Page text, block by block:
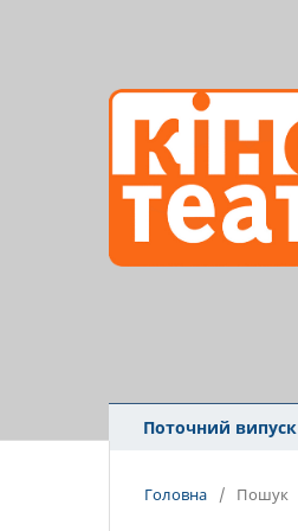
Поточний випуск
Головна / Пошук